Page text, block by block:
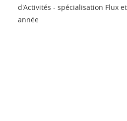
d'Activités - spécialisation Flux
année